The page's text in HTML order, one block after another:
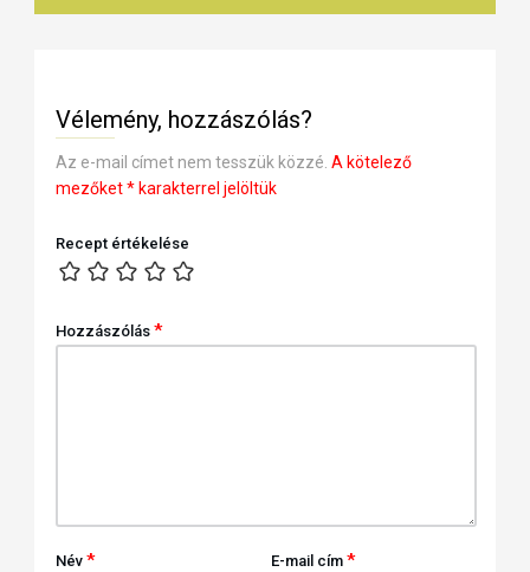
Vélemény, hozzászólás?
Az e-mail címet nem tesszük közzé. A kötelező
mezőket*karakterrel jelöltük
Recept értékelése
Hozzászólás *
Név * E-mail cím*